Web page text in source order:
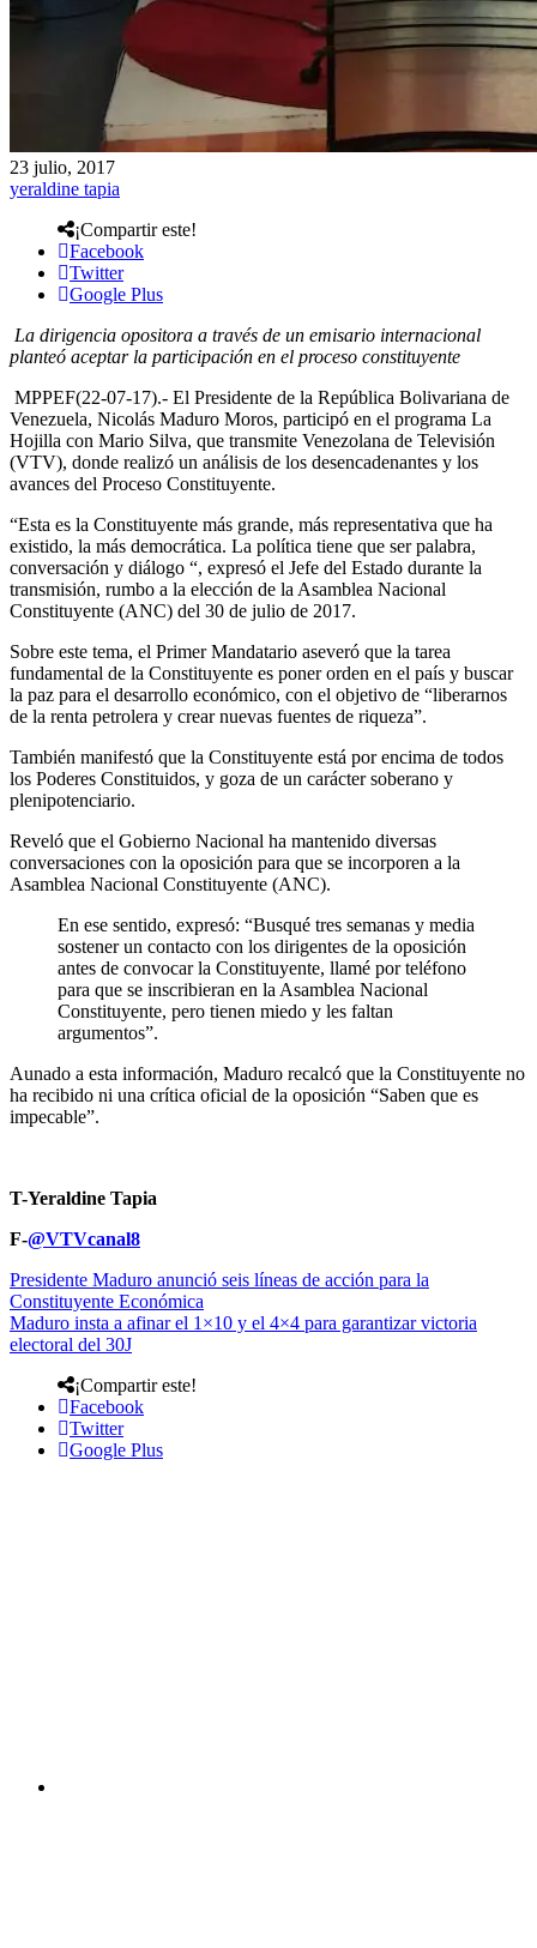
23 julio, 2017
yeraldine tapia
¡Compartir este!
Facebook
Twitter
Google Plus
La dirigencia opositora a través de un emisario internacional
planteó aceptar la participación en el proceso constituyente
MPPEF(22-07-17).- El Presidente de la República Bolivariana de
Venezuela, Nicolás Maduro Moros, participó en el programa La
Hojilla con Mario Silva, que transmite Venezolana de Televisión
(VTV), donde realizó un análisis de los desencadenantes y los
avances del Proceso Constituyente.
“Esta es la Constituyente más grande, más representativa que ha
existido, la más democrática. La política tiene que ser palabra,
conversación y diálogo “, expresó el Jefe del Estado durante la
transmisión, rumbo a la elección de la Asamblea Nacional
Constituyente (ANC) del 30 de julio de 2017.
Sobre este tema, el Primer Mandatario aseveró que la tarea
fundamental de la Constituyente es poner orden en el país y buscar
la paz para el desarrollo económico, con el objetivo de “liberarnos
de la renta petrolera y crear nuevas fuentes de riqueza”.
También manifestó que la Constituyente está por encima de todos
los Poderes Constituidos, y goza de un carácter soberano y
plenipotenciario.
Reveló que el Gobierno Nacional ha mantenido diversas
conversaciones con la oposición para que se incorporen a la
Asamblea Nacional Constituyente (ANC).
En ese sentido, expresó: “Busqué tres semanas y media
sostener un contacto con los dirigentes de la oposición
antes de convocar la Constituyente, llamé por teléfono
para que se inscribieran en la Asamblea Nacional
Constituyente, pero tienen miedo y les faltan
argumentos”.
Aunado a esta información, Maduro recalcó que la Constituyente no
ha recibido ni una crítica oficial de la oposición “Saben que es
impecable”.
T-Yeraldine Tapia
F-@VTVcanal8
Presidente Maduro anunció seis líneas de acción para la
Constituyente Económica
Maduro insta a afinar el 1×10 y el 4×4 para garantizar victoria
electoral del 30J
¡Compartir este!
Facebook
Twitter
Google Plus